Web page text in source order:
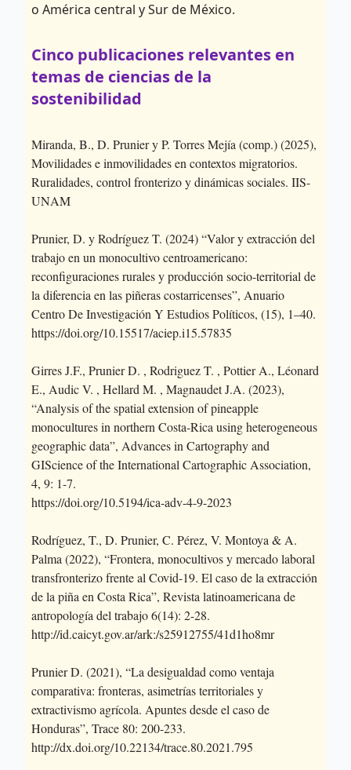
o América central y Sur de México.
Cinco publicaciones relevantes en
temas de ciencias de la
sostenibilidad
Miranda, B., D. Prunier y P. Torres Mejía (comp.) (2025),
Movilidades e inmovilidades en contextos migratorios.
Ruralidades, control fronterizo y dinámicas sociales. IIS-
UNAM
Prunier, D. y Rodríguez T. (2024) “Valor y extracción del
trabajo en un monocultivo centroamericano:
reconfiguraciones rurales y producción socio-territorial de
la diferencia en las piñeras costarricenses”, Anuario
Centro De Investigación Y Estudios Políticos, (15), 1–40.
https://doi.org/10.15517/aciep.i15.57835
Girres J.F., Prunier D. , Rodriguez T. , Pottier A., Léonard
E., Audic V. , Hellard M. , Magnaudet J.A. (2023),
“Analysis of the spatial extension of pineapple
monocultures in northern Costa-Rica using heterogeneous
geographic data”, Advances in Cartography and
GIScience of the International Cartographic Association,
4, 9: 1-7.
https://doi.org/10.5194/ica-adv-4-9-2023
Rodríguez, T., D. Prunier, C. Pérez, V. Montoya & A.
Palma (2022), “Frontera, monocultivos y mercado laboral
transfronterizo frente al Covid-19. El caso de la extracción
de la piña en Costa Rica”, Revista latinoamericana de
antropología del trabajo 6(14): 2-28.
http://id.caicyt.gov.ar/ark:/s25912755/41d1ho8mr
Prunier D. (2021), “La desigualdad como ventaja
comparativa: fronteras, asimetrías territoriales y
extractivismo agrícola. Apuntes desde el caso de
Honduras”, Trace 80: 200-233.
http://dx.doi.org/10.22134/trace.80.2021.795